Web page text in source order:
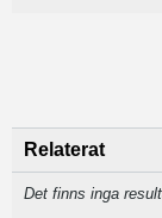
Relaterat
Det finns inga